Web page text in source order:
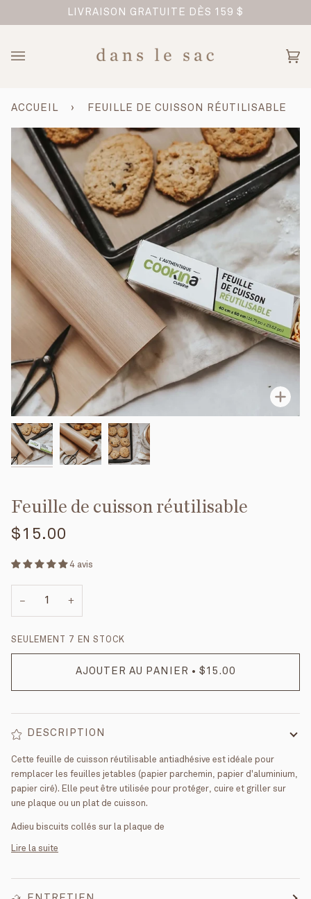
FAMILIALE
LIVRAISON GRATUITE DÈS 159 $
ACCUEIL › FEUILLE DE CUISSON RÉUTILISABLE
Feuille de cuisson réutilisable
$15.00
4 avis
− +
SEULEMENT 7 EN STOCK
AJOUTER AU PANIER • $15.00
DESCRIPTION
Cette feuille de cuisson réutilisable antiadhésive est idéale pour
remplacer les feuilles jetables (papier parchemin, papier d'aluminium,
papier ciré). Elle peut être utilisée pour protéger, cuire et griller sur
une plaque ou un plat de cuisson.
Adieu biscuits collés sur la plaque de
Lire la suite